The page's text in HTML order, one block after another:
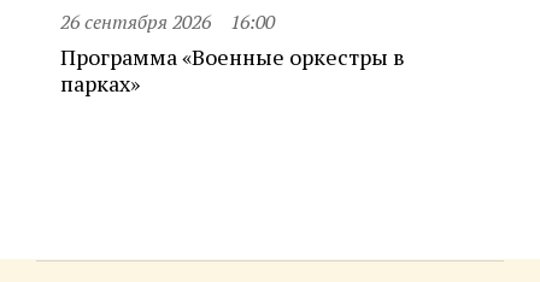
26 сентября 2026 16:00
Программа «Военные оркестры в
парках»